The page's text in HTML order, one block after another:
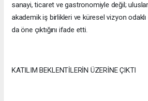
sanayi, ticaret ve gastronomiyle değil;
akademik iş birlikleri ve küresel vizyon
da öne çıktığını ifade etti.
KATILIM BEKLENTİLERİN ÜZERİNE ÇIKTI